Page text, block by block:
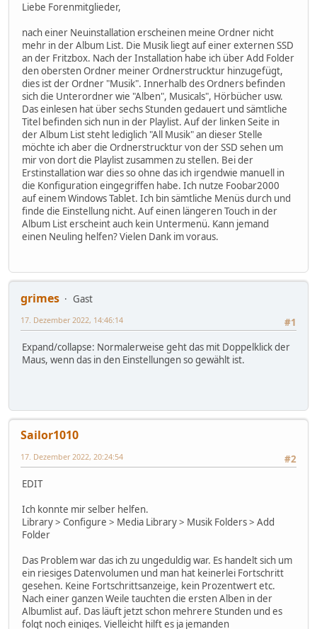
Liebe Forenmitglieder,
nach einer Neuinstallation erscheinen meine Ordner nicht
mehr in der Album List. Die Musik liegt auf einer externen SSD
an der Fritzbox. Nach der Installation habe ich über Add Folder
den obersten Ordner meiner Ordnerstrucktur hinzugefügt,
dies ist der Ordner "Musik". Innerhalb des Ordners befinden
sich die Unterordner wie "Alben", Musicals", Hörbücher usw.
Das einlesen hat über sechs Stunden gedauert und sämtliche
Titel befinden sich nun in der Playlist. Auf der linken Seite in
der Album List steht lediglich "All Musik" an dieser Stelle
möchte ich aber die Ordnerstrucktur von der SSD sehen um
mir von dort die Playlist zusammen zu stellen. Bei der
Erstinstallation war dies so ohne das ich irgendwie manuell in
die Konfiguration eingegriffen habe. Ich nutze Foobar2000
auf einem Windows Tablet. Ich bin sämtliche Menüs durch und
finde die Einstellung nicht. Auf einen längeren Touch in der
Album List erscheint auch kein Untermenü. Kann jemand
einen Neuling helfen? Vielen Dank im voraus.
grimes
Gast
#1
17. Dezember 2022, 14:46:14
Expand/collapse: Normalerweise geht das mit Doppelklick der
Maus, wenn das in den Einstellungen so gewählt ist.
Sailor1010
#2
17. Dezember 2022, 20:24:54
EDIT
Ich konnte mir selber helfen.
Library > Configure > Media Library > Musik Folders > Add
Folder
Das Problem war das ich zu ungeduldig war. Es handelt sich um
ein riesiges Datenvolumen und man hat keinerlei Fortschritt
gesehen. Keine Fortschrittsanzeige, kein Prozentwert etc.
Nach einer ganzen Weile tauchten die ersten Alben in der
Albumlist auf. Das läuft jetzt schon mehrere Stunden und es
folgt noch einiges. Vielleicht hilft es ja jemanden